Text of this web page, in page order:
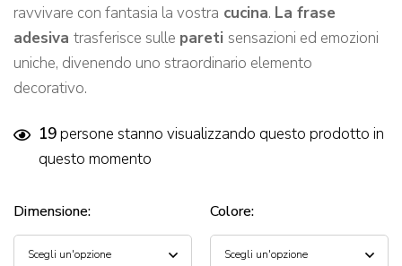
ravvivare con fantasia la vostra cucina. La frase
adesiva trasferisce sulle pareti sensazioni ed emozioni
uniche, divenendo uno straordinario elemento
decorativo.
19persone stanno visualizzando questo prodotto in
questo momento
Dimensione: Colore: